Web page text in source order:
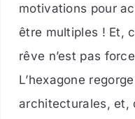
motivations pour
être multiples ! Et,
rêve n’est pas
L’hexagone
architecturales, et,